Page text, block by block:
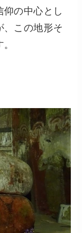
の中心とし
、この地形そ